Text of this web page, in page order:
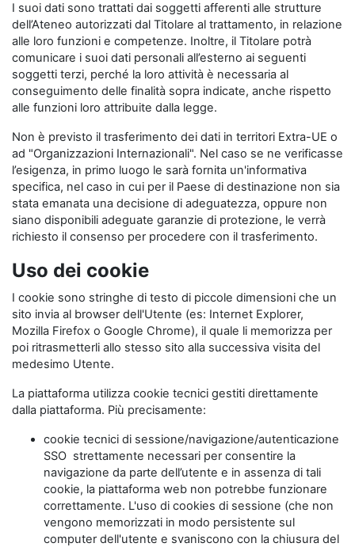
I suoi dati sono trattati dai soggetti afferenti alle strutture
dell’Ateneo autorizzati dal Titolare al trattamento, in relazione
alle loro funzioni e competenze. Inoltre, il Titolare potrà
comunicare i suoi dati personali all’esterno ai seguenti
soggetti terzi, perché la loro attività è necessaria al
conseguimento delle finalità sopra indicate, anche rispetto
alle funzioni loro attribuite dalla legge.
Non è previsto il trasferimento dei dati in territori Extra-UE o
ad "Organizzazioni Internazionali". Nel caso se ne verificasse
l’esigenza, in primo luogo le sarà fornita un'informativa
specifica, nel caso in cui per il Paese di destinazione non sia
stata emanata una decisione di adeguatezza, oppure non
siano disponibili adeguate garanzie di protezione, le verrà
richiesto il consenso per procedere con il trasferimento.
Uso dei cookie
I cookie sono stringhe di testo di piccole dimensioni che un
sito invia al browser dell'Utente (es: Internet Explorer,
Mozilla Firefox o Google Chrome), il quale li memorizza per
poi ritrasmetterli allo stesso sito alla successiva visita del
medesimo Utente.
La piattaforma utilizza cookie tecnici gestiti direttamente
dalla piattaforma. Più precisamente:
cookie tecnici di sessione/navigazione/autenticazione
SSO strettamente necessari per consentire la
navigazione da parte dell’utente e in assenza di tali
cookie, la piattaforma web non potrebbe funzionare
correttamente. L'uso di cookies di sessione (che non
vengono memorizzati in modo persistente sul
computer dell'utente e svaniscono con la chiusura del